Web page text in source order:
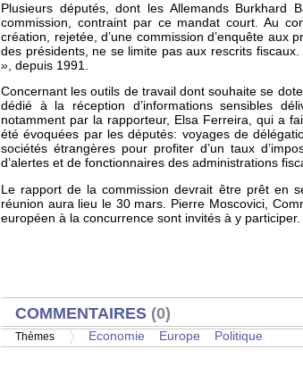
Plusieurs députés, dont les Allemands Burkhard
commission, contraint par ce mandat court. Au
création, rejetée, d’une commission d’enquête
des présidents, ne se limite pas aux rescrits
» , depuis 1991.
Concernant les outils de travail dont souhaite se
dédié à la réception d’informations sensibles
notamment par la rapporteur, Elsa Ferreira, qui a
été évoquées par les députés: voyages de
sociétés étrangères pour profiter d’un taux
d’alertes et de fonctionnaires des administrations
Le rapport de la commission devrait être prêt en
réunion aura lieu le 30 mars. Pierre Moscovici,
européen à la concurrence sont invités à y participer.
AFFICHER
COMMENTAIRES (0)
Thèmes Economie Europe Politique